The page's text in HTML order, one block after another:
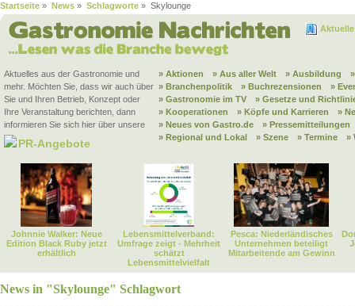
Startseite » News » Schlagworte » Skylounge
Aktuelles aus der Gastronomie und
mehr. Möchten Sie, dass wir auch über
Sie und Ihren Betrieb, Konzept oder
Ihre Veranstaltung berichten, dann
informieren Sie sich hier über unsere
PR-Angebote
» Aktionen » Aus aller Welt » Ausbildung
» Branchenpolitik
» Buchrezensionen
»
» Gastronomie im TV
» Gesetze und
» Kooperationen
» Köpfe und Karrieren
»
» Neues von Gastro.de
» Pressemitteilungen
» Regional und Lokal
» Szene » Termine »
Johnnie Walker: Neue
Edition Black Ruby jetzt
erhältlich
Lebensmittelverband:
Umfrage zeigt - Mehrheit
schätzt
Lebensmittelvielfalt
Pesca: Niederländisches
Unternehmen beteiligt
Mitarbeitende am Gewinn
News in "Skylounge" Schlagwort